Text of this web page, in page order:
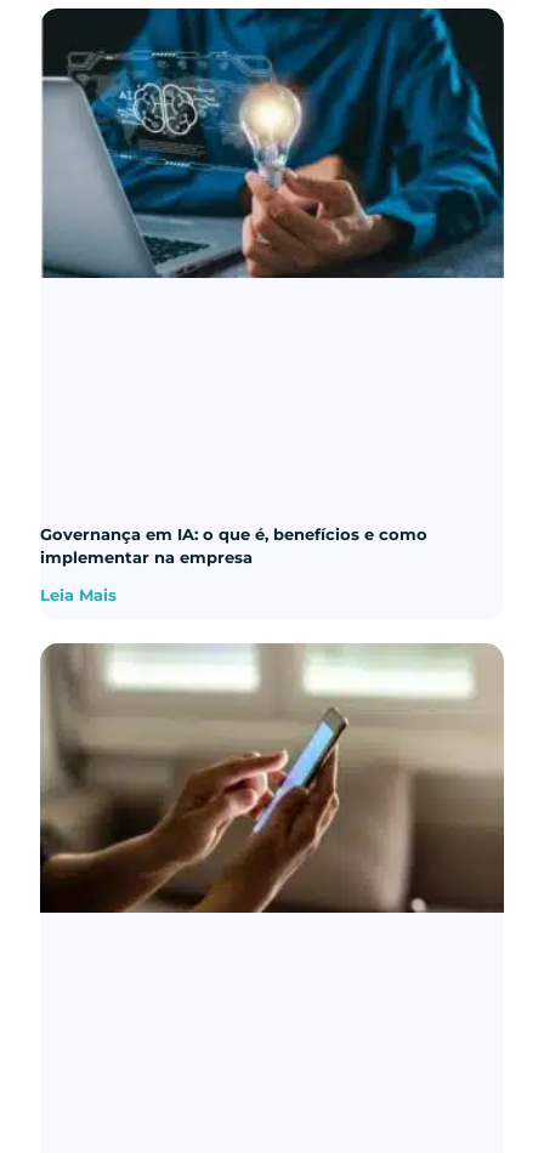
Governança em IA: o que é, benefícios e como
implementar na empresa
Leia Mais